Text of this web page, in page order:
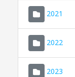
2021
2022
2023